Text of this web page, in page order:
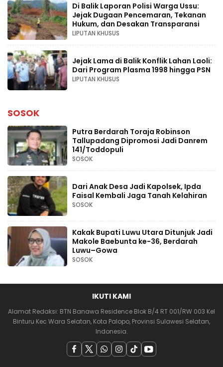
Di Balik Laporan Polisi Warga Ussu:
Jejak Dugaan Pencemaran, Tekanan
Hukum, dan Desakan Transparansi
LIPUTAN KHUSUS
Jejak Lama di Balik Konflik Lahan Laoli:
Dari Program Plasma 1998 hingga PSN
LIPUTAN KHUSUS
SOSOK
Putra Berdarah Toraja Robinson
Tallupadang Dipromosi Jadi Danrem
141/Toddopuli
SOSOK
Dari Anak Desa Jadi Kapolsek, Ipda
Faisal Kembali Jaga Tanah Kelahiran
SOSOK
Kakak Bupati Luwu Utara Ditunjuk Jadi
Makole Baebunta ke-36, Berdarah
Luwu–Gowa
SOSOK
IKUTI KAMI
Alamat Redaksi: BTN Banawa Residence Blok B/4 RT 001/RW 003 Kel
Binturu Kec Wara Selatan, Kota Palopo, Provinsi Sulawesi Selatan,
Indonesia.